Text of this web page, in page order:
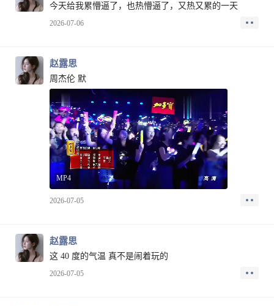
今天给我累懵逼了，也热懵逼了，又热又累的一天
2026-07-06
赵露思
周杰伦 默
MP4
2026-07-05
赵露思
这 40 度的气温 真不是闹着玩的
2026-07-05